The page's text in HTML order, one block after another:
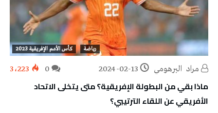
رياضة كأس الأمم الإفريقية 2023
مراد‭ ‬ البرهومي 2024-02-13 3٬223
ماذا بقي من البطولة الإفريقية؟ متى يتخلى الاتحاد
الأفريقي عن اللقاء الترتيبي؟